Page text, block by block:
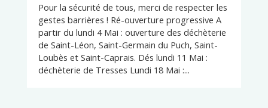
Pour la sécurité de tous, merci de respecter les
gestes barrières ! Ré-ouverture progressive A
partir du lundi 4 Mai : ouverture des déchèterie
de Saint-Léon, Saint-Germain du Puch, Saint-
Loubès et Saint-Caprais. Dés lundi 11 Mai :
déchèterie de Tresses Lundi 18 Mai :...